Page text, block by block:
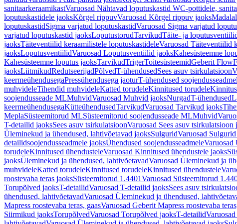
sanitaarkeraamikastVaruosad Nähtavad loputuskastid WC-pottidele,
loputuskastidele jaoksKõrgel rippuvVaruosad Kõrgel rippuv jaoks
loputuskastidSigma varjatud loputuskastidVaruosad Sigma varjatud
varjatud loputuskastid jaoksLoputustorudTarvikudTäite- ja
jaoksTäiteventiilid keraamilistele loputuskastideleVaruosad Täiteventiilid
jaoksLoputusventiilidVaruosad Loputusventiilid jaoksKahesüsteemne
Kahesüsteemne loputus jaoksTarvikudTrigerToitesüsteemidGeberit
jaoksLiitmikudRedutseerijadPõlvedT-ühendusedSees asuv tsirkulatsioon
keermeühendusegaPressühendusega jaoturT-ühendused
muhvideleTihendid muhvideleKatted torudeleKinnitused torudele
soojendusseade MLMuhvidVaruosad Muhvid jaoksNurgadT-ühendused
keermeühendusegaKütteühendusedTarvikudVaruosad Tarvikud jaoks
MeplaSüsteemitorud MLSüsteemitorud soojendusseade MLMuhvid
T-detailid jaoksSees asuv tsirkulatsioonVaruosad Sees asuv tsirkulatsioon
Üleminekud ja ühendused, lahtivõetavad jaoksSulguridVaruosad
detailidsoojendusseadmele jaoksÜhendused soojendusseadmeleVaruosad
torudeleKinnitused ühendusteleVaruosad Kinnitused ühendustele jaoks
jaoksÜleminekud ja ühendused, lahtivõetavadVaruosad Üleminekud ja
muhvideleKatted torudeleKinnitused torudeleKinnitused ühendustele
roostevaba teras jaoksSüsteemitorud 1.4401Varuosad Süsteemitorud
Torupõlved jaoksT-detailidVaruosad T-detailid jaoksSees asuv
ühendused, lahtivõetavadVaruosad Üleminekud ja ühendused,
Mapress roostevaba teras, gaasVaruosad Geberit Mapress roostevaba
Siirmikud jaoksTorupõlvedVaruosad Torupõlved jaoksT-detailid